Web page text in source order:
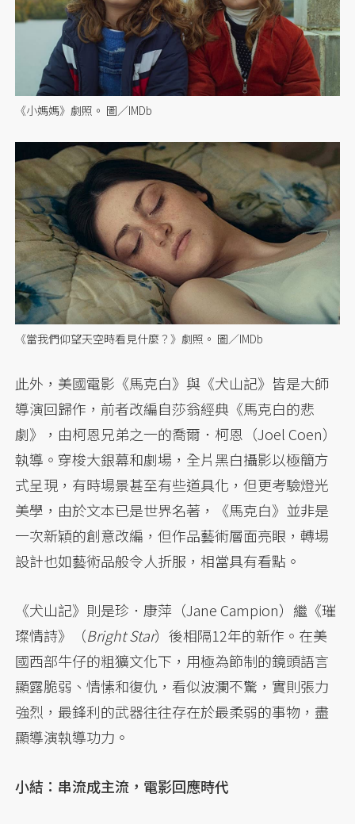
《小媽媽》劇照。 圖／IMDb
《當我們仰望天空時看見什麼？》劇照。 圖／IMDb
此外，美國電影《馬克白》與《犬山記》皆是大師
導演回歸作，前者改編自莎翁經典《馬克白的悲
劇》，由柯恩兄弟之一的喬爾．柯恩（Joel Coen）
執導。穿梭大銀幕和劇場，全片黑白攝影以極簡方
式呈現，有時場景甚至有些道具化，但更考驗燈光
美學，由於文本已是世界名著，《馬克白》並非是
一次新穎的創意改編，但作品藝術層面亮眼，轉場
設計也如藝術品般令人折服，相當具有看點。
《犬山記》則是珍．康萍（Jane Campion）繼《璀
璨情詩》（Bright Star）後相隔12年的新作。在美
國西部牛仔的粗獷文化下，用極為節制的鏡頭語言
顯露脆弱、情愫和復仇，看似波瀾不驚，實則張力
強烈，最鋒利的武器往往存在於最柔弱的事物，盡
顯導演執導功力。
小結：串流成主流，電影回應時代